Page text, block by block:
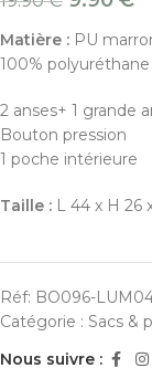
Matière : PU
100%
2 anses+ 1 grande
Bouton pression
1 poche intérieure
Taille : L 44 x H 26
Réf: BO096-
Catégorie : Sacs &
Nous suivre :